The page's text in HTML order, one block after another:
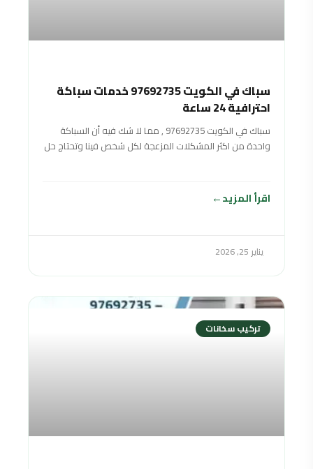
سباك في الكويت 97692735 خدمات سباكة
احترافية 24 ساعة
سباك في الكويت 97692735 , مما لا شك فيه أن السباكة
واحدة من اكثر المشكلات المزعجة لكل شخص فينا وتحتاج حل
اقرأ المزيد
يناير 25, 2026
تركيب سخانات